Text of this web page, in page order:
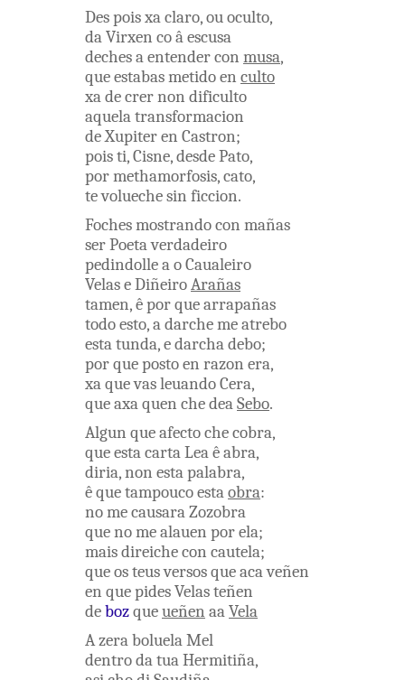
Des poisxaclaro,ouoculto,
daVirxen co âescusa
dechesaentendercon musa,
queestabasmetidoen culto
xadecrernon dificulto
aquelatransformacion
deXupiteren Castron;
poisti,Cisne,desdePato,
pormethamorfosis,cato,
tevoluechesin ficcion.
Fochesmostrandocon mañas
serPoetaverdadeiro
pedindollea oCaualeiro
VelaseDiñeiroArañas
tamen,êpor quearrapañas
todoesto,adarchemeatrebo
estatunda,edarchadebo;
por quepostoen razon era,
xaquevasleuandoCera,
queaxaquen chedeaSebo.
Algun queafectochecobra,
queestacartaLeaêabra,
diria,non estapalabra,
êquetampoucoestaobra:
nomecausaraZozobra
quenomealauen porela;
maisdireichecon cautela;
queosteusversosqueacaveñen
en quepidesVelasteñen
debozqueueñen aaVela
AzeraboluelaMel
dentrodatuaHermitiña,